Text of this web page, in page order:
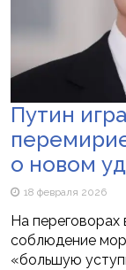
Путин
о новом
18 февраля 2026
На
соблюдение
«большую